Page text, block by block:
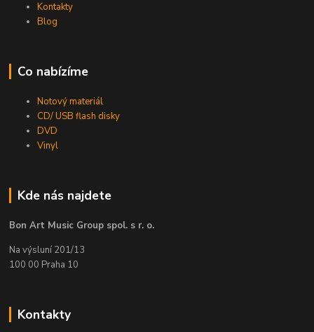
Kontakty
Blog
Co nabízíme
Notový materiál
CD/ USB flash disky
DVD
Vinyl
Kde nás najdete
Bon Art Music Group spol. s r. o.
Na výsluní 201/13
100 00 Praha 10
Kontakty